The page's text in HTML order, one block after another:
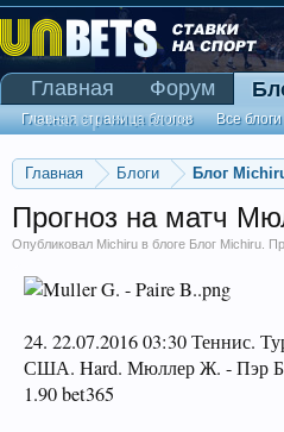
Главная Блоги Блог
Прогноз на матч
Опубликовал Michiru в блоге Блог Michiru .
24. 22.07.2016 03:30 Теннис.
США. Hard. Мюллер Ж. - Пэр
1.90 bet365
Главная Форум
Главная страница блогов Все блоги
Сканер Pinnacle